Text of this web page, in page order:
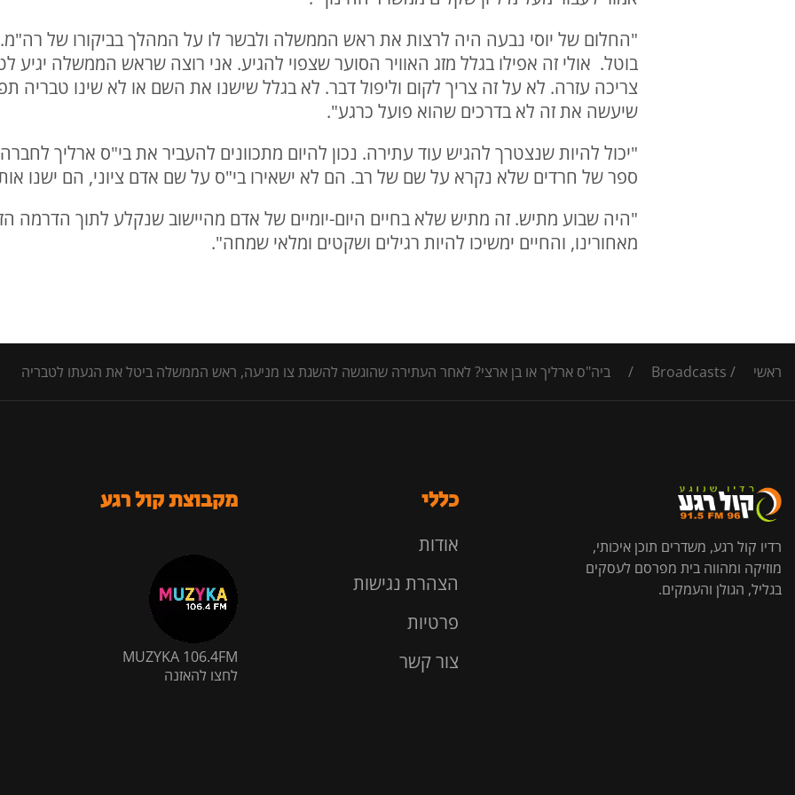
"החלום של יוסי נבעה היה לרצות את ראש הממשלה ולבשר לו על המהלך בביקורו של
בוטל. אולי זה אפילו בגלל מזג האוויר הסוער שצפוי להגיע. אני רוצה שראש הממשלה יגיע
צריכה עזרה. לא על זה צריך לקום וליפול דבר. לא בגלל שישנו את השם או לא שינו טבריה
שיעשה את זה לא בדרכים שהוא פועל כרגע".
"יכול להיות שנצטרך להגיש עוד עתירה. נכון להיום מתכוונים להעביר את בי"ס ארליך
ספר של חרדים שלא נקרא על שם של רב. הם לא ישאירו בי"ס על שם אדם ציוני, הם ישנו
"היה שבוע מתיש. זה מתיש שלא בחיים היום-יומיים של אדם מהיישוב שנקלע לתוך הדרמה
מאחורינו, והחיים ימשיכו להיות רגילים ושקטים ומלאי שמחה".
ראשי /
Broadcasts
/ ביה"ס ארליך או בן ארצי? לאחר העתירה שהוגשה להשגת צו מניעה, ראש הממשלה ביטל את הגעתו לטבריה
רדיו קול רגע, משדרים תוכן איכותי,
מוזיקה ומהווה בית מפרסם לעסקים
בגליל, הגולן והעמקים.
כללי
אודות
הצהרת נגישות
פרטיות
צור קשר
מקבוצת קול רגע
MUZYKA 106.4FM
לחצו להאזנה